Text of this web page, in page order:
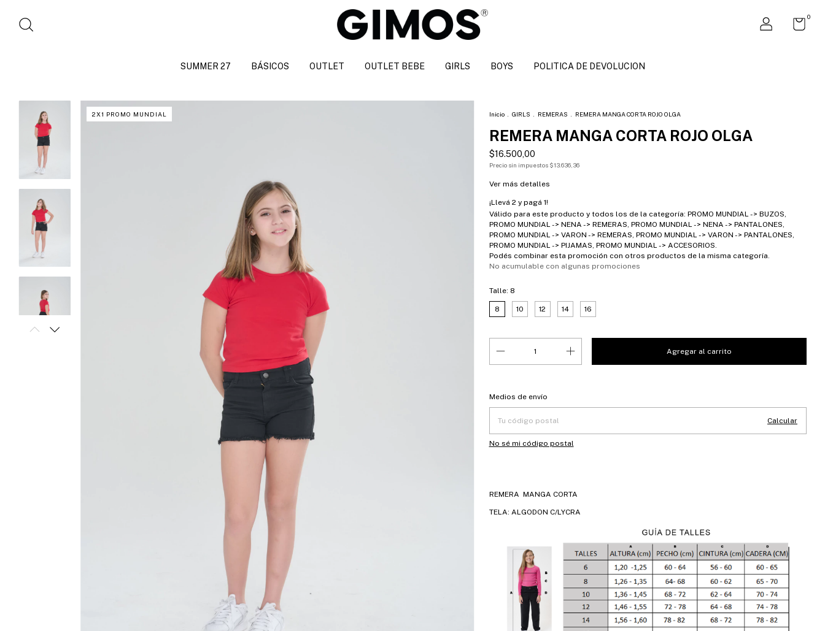
0
SUMMER 27 BÁSICOS OUTLET OUTLET BEBE GIRLS BOYS POLITICA DE DEVOLUCION
2X1 PROMO MUNDIAL Inicio GIRLS REMERAS REMERA MANGA CORTA ROJO OLGA
REMERA MANGA CORTA ROJO OLGA
$16.500,00
Precio sin impuestos $13.636,36
Ver más detalles
¡Llevá 2 y pagá 1!
Válido para este producto y todos los de la categoría: PROMO MUNDIAL -> BUZOS,
PROMO MUNDIAL -> NENA -> REMERAS, PROMO MUNDIAL -> NENA -> PANTALONES,
PROMO MUNDIAL -> VARON -> REMERAS, PROMO MUNDIAL -> VARON -> PANTALONES,
PROMO MUNDIAL -> PIJAMAS, PROMO MUNDIAL -> ACCESORIOS.
Podés combinar esta promoción con otros productos de la misma categoría.
No acumulable con algunas promociones
Talle: 8
8 10 12 14 16
Entregas para el CP:
Medios de envío
Calcular
No sé mi código postal
REMERA MANGA CORTA
TELA: ALGODON C/LYCRA